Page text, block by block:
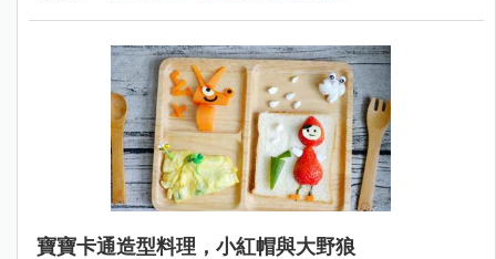
寶寶卡通造型料理，小紅帽與大野狼